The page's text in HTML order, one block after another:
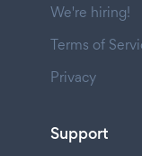
We're hiring!
Terms of
Privacy
Support